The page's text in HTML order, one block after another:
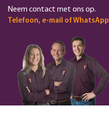
Neem contact met ons op.
Telefoon, e-mail of WhatsApp